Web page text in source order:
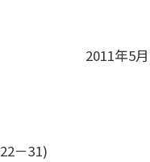
2011年5
－31)